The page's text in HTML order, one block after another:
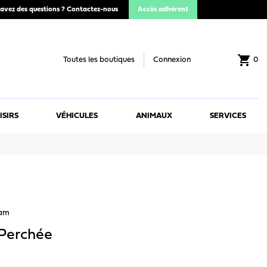
des questions ? Contactez-nous Accès adhérent
Toutes les boutiques Connexion shopping_cart 0
VÉHICULES ANIMAUX SERVICES